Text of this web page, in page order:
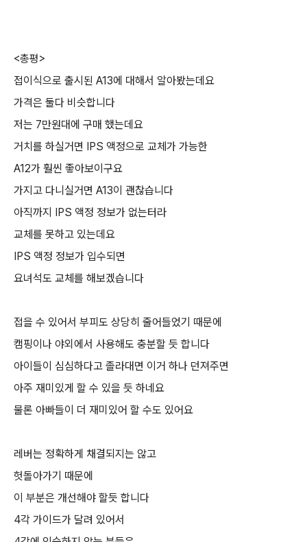
<총평>
접이식으로 출시된 A13에 대해서 알아봤는데요
가격은 둘다 비슷합니다
저는 7만원대에 구매 했는데요
거치를 하실거면 IPS 액정으로 교체가 가능한
A12가 훨씬 좋아보이구요
가지고 다니실거면 A13이 괜찮습니다
아직까지 IPS 액정 정보가 없는터라
교체를 못하고 있는데요
IPS 액정 정보가 입수되면
요녀석도 교체를 해보겠습니다
접을 수 있어서 부피도 상당히 줄어들었기 때문에
캠핑이나 야외에서 사용해도 충분할 듯 합니다
아이들이 심심하다고 졸라대면 이거 하나 던져주면
아주 재미있게 할 수 있을 듯 하네요
물론 아빠들이 더 재미있어 할 수도 있어요
레버는 정확하게 채결되지는 않고
헛돌아가기 때문에
이 부분은 개선해야 할듯 합니다
4각 가이드가 달려 있어서